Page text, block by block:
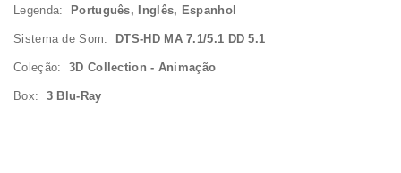
Legenda: Português, Inglês, Espanhol
Sistema de Som: DTS-HD MA 7.1/5.1 DD 5.1
Coleção: 3D Collection - Animação
Box: 3 Blu-Ray